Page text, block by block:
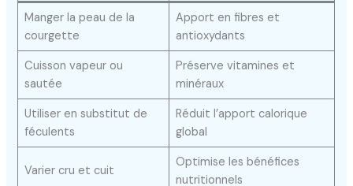
Manger la peau de la
courgette
Apport en fibres et
antioxydants
Cuisson vapeur ou
sautée
Préserve vitamines et
minéraux
Utiliser en substitut de
féculents
Réduit l’apport calorique
global
Varier cru et cuit
Optimise les bénéfices
nutritionnels